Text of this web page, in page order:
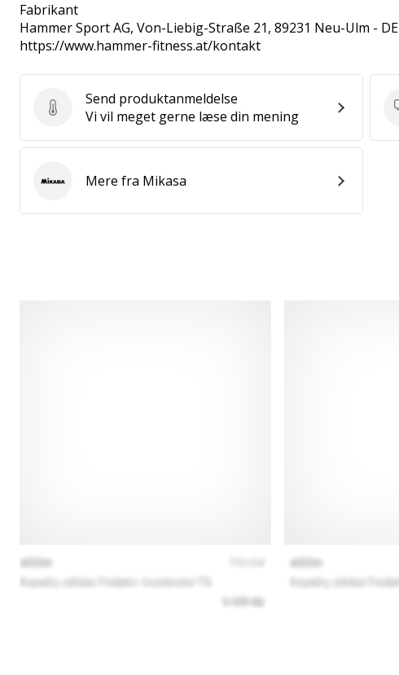
Fabrikant
Hammer Sport AG, Von-Liebig-Straße 21, 89231 Neu-Ulm - DE
https://www.hammer-fitness.at/kontakt
Send produktanmeldelse
Send produktanmeldelse
Vi vil meget gerne læse din mening
MikasaMere fra Mikasa